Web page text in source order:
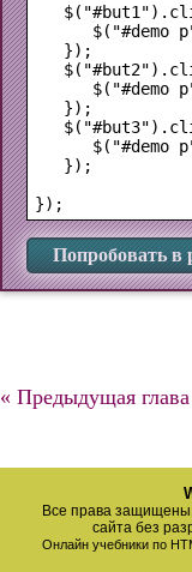
$("#demo
   });
$("#demo
   });
$("#demo
   });
Попробовать в
« Предыдущая глава
Все права
сайта без
Онлайн учебники по